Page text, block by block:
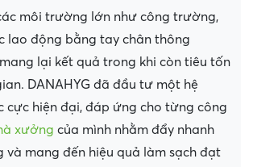
môi trường lớn như công trường,
lao động bằng tay chân thông
lại kết quả trong khi còn tiêu tốn
DANAHYG đã đầu tư một hệ
cực hiện đại, đáp ứng cho từng công
xưởng của mình nhằm đẩy nhanh
và mang đến hiệu quả làm sạch đạt